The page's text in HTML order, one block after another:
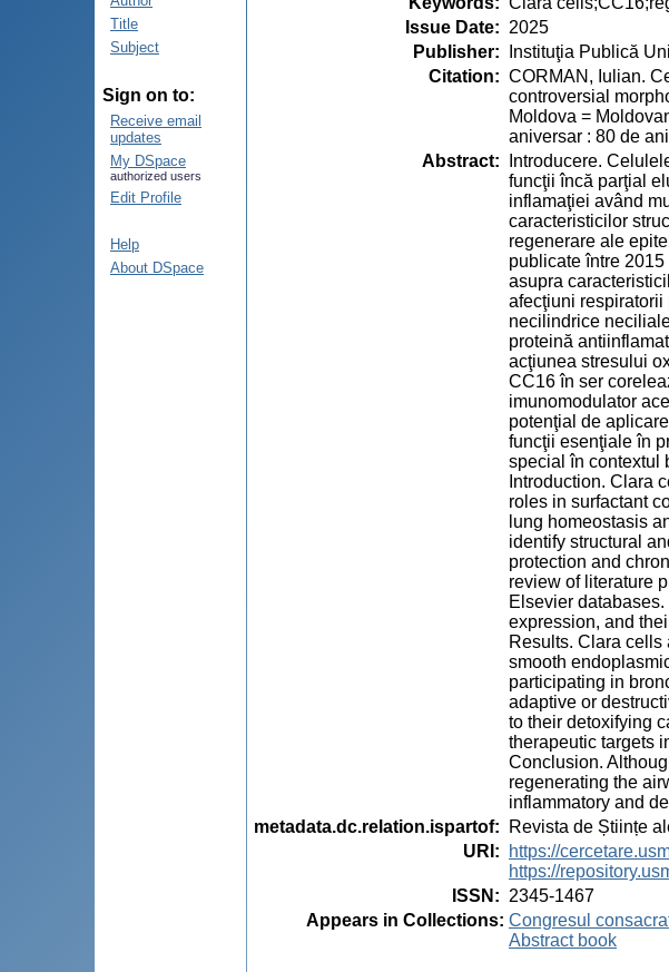
Title
Subject
Sign on to:
Receive email
updates
My DSpace
authorized users
Edit Profile
Help
About DSpace
Issue Date: 2025
Publisher:
Instituţia Publică
Citation: CORMAN, Iulian.
controversial
Moldova =
aniversar : 80 de
Abstract:
Introducere.
funcţii încă parţial
inflamaţiei având
caracteristicilor
regenerare ale
publicate între
asupra
afecţiuni
necilindrice
proteină
acţiunea stresului
CC16 în ser
imunomodulator
potenţial de
funcţii esenţiale în
special în contextul
Introduction. Clara
roles in surfactant
lung homeostasis
identify structural
protection and
review of literature
Elsevier
expression, and
Results. Clara
smooth
participating in
adaptive or
to their detoxifying
therapeutic targets
Conclusion.
regenerating the
inflammatory and
metadata.dc.relation.ispartof:
Revista de Științe
URI :
https://
https://
ISSN : 2345-1467
Appears in Collections: Congresul
Abstract book